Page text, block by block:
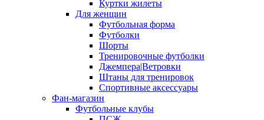
Куртки жилеты
Для женщин
Футбольная форма
Футболки
Шорты
Тренировочные футболки
Джемпера|Ветровки
Штаны для тренировок
Спортивные аксессуары
Фан-магазин
Футбольные клубы